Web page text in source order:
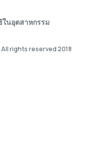
ในอุตสาหกรรม
All rights reserved 2018